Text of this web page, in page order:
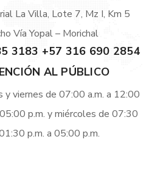
La Villa, Lote 7, Mz I, Km 5
Vía Yopal – Morichal
3183 +57 316 690 2854
AL PÚBLICO
y viernes de 07:00 a.m. a 12:00
p.m. y miércoles de 07:30
p.m. a 05:00 p.m.